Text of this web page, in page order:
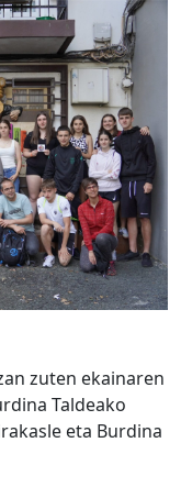
zuten ekainaren
Taldeako
eta Burdina